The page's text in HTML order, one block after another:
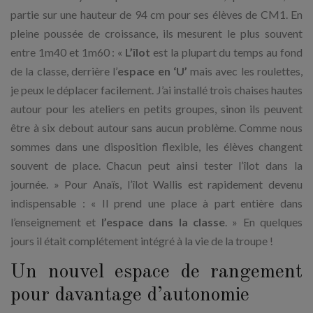
partie sur une hauteur de 94 cm pour ses élèves de CM1. En
pleine poussée de croissance, ils mesurent le plus souvent
entre 1m40 et 1m60 : « L’îlot est la plupart du temps au fond
de la classe, derrière l’espace en ‘U’ mais avec les roulettes,
je peux le déplacer facilement. J’ai installé trois chaises hautes
autour pour les ateliers en petits groupes, sinon ils peuvent
être à six debout autour sans aucun problème. Comme nous
sommes dans une disposition flexible, les élèves changent
souvent de place. Chacun peut ainsi tester l’îlot dans la
journée. » Pour Anaïs, l’îlot Wallis est rapidement devenu
indispensable : « Il prend une place à part entière dans
l’enseignement et l’espace dans la classe. » En quelques
jours il était complétement intégré à la vie de la troupe !
Un nouvel espace de rangement
pour davantage d’autonomie